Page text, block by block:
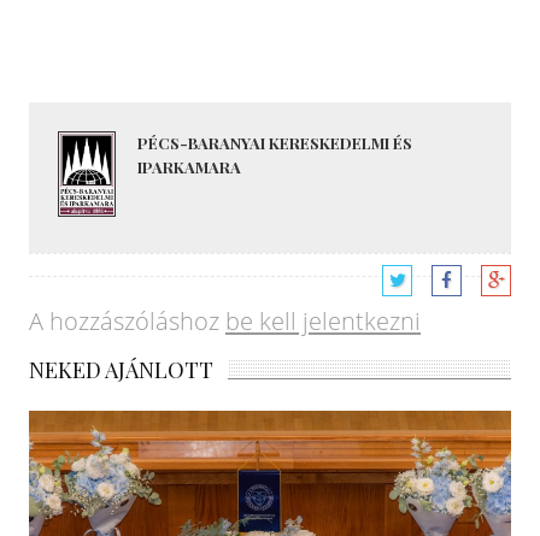
PÉCS-BARANYAI KERESKEDELMI ÉS
IPARKAMARA
A hozzászóláshoz be kell jelentkezni
NEKED AJÁNLOTT